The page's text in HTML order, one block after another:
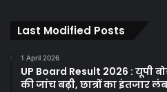
Last Modified Posts
1 April 2026
UP Board Result 2026 : यूपी
की जांच बढ़ी, छात्रों का इंतजार